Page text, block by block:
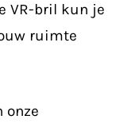
VR-bril kun je
ruimte
onze